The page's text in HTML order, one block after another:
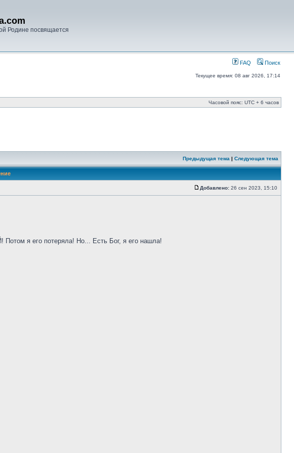
Родине посвящается
FAQ Поиск
Текущее время: 08 авг 2026, 17:14
Часовой пояс: UTC + 6 часов
Предыдущая тема | Следующая тема
Добавлено: 26 сен 2023, 15:10
я его потеряла! Но... Есть Бог, я его нашла!